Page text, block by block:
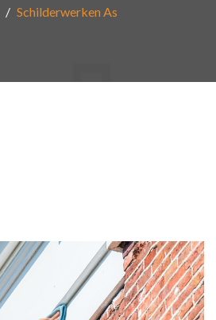
Schilderwerken As